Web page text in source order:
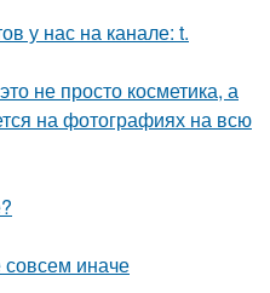
у нас на канале: t.
не просто косметика, а
на фотографиях на всю
иначе